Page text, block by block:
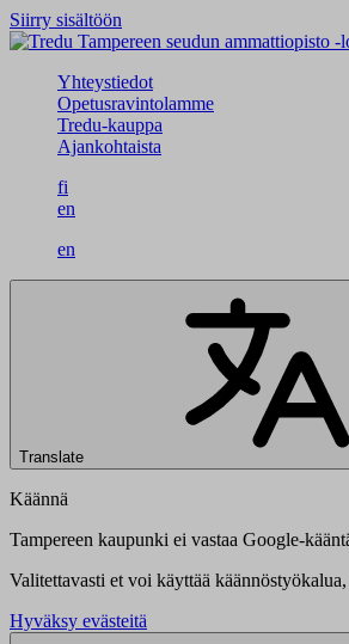
Siirry sisältöön
Yhteystiedot
Opetusravintolamme
Tredu-kauppa
Ajankohtaista
fi
en
en
Translate
Käännä
Tampereen kaupunki ei vastaa Google-
Valitettavasti et voi käyttää
Hyväksy evästeitä